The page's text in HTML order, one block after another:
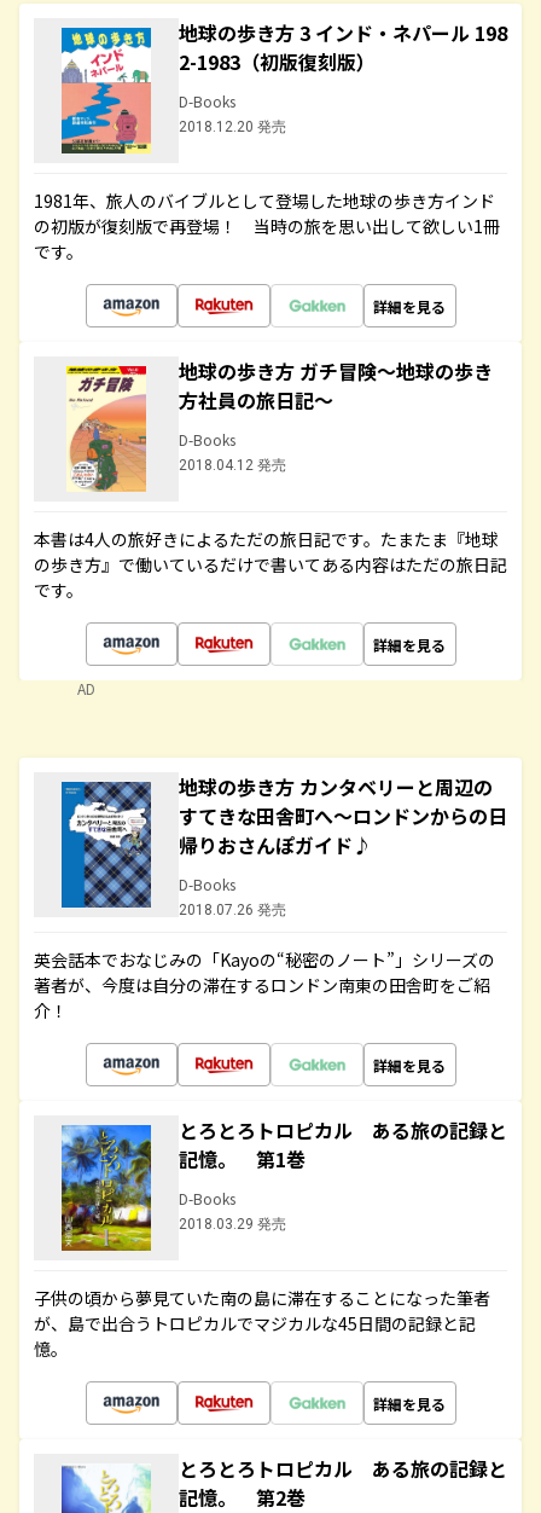
地球の歩き方 3 インド・ネパール 198
2-1983（初版復刻版）
D-Books
2018.12.20 発売
1981年、旅人のバイブルとして登場した地球の歩き方インド
の初版が復刻版で再登場！ 当時の旅を思い出して欲しい1冊
です。
詳細を見る
地球の歩き方 ガチ冒険～地球の歩き
方社員の旅日記～
D-Books
2018.04.12 発売
本書は4人の旅好きによるただの旅日記です。たまたま『地球
の歩き方』で働いているだけで書いてある内容はただの旅日記
です。
詳細を見る
AD
地球の歩き方 カンタベリーと周辺の
すてきな田舎町へ～ロンドンからの日
帰りおさんぽガイド♪
D-Books
2018.07.26 発売
英会話本でおなじみの「Kayoの“秘密のノート”」シリーズの
著者が、今度は自分の滞在するロンドン南東の田舎町をご紹
介！
詳細を見る
とろとろトロピカル ある旅の記録と
記憶。 第1巻
D-Books
2018.03.29 発売
子供の頃から夢見ていた南の島に滞在することになった筆者
が、島で出合うトロピカルでマジカルな45日間の記録と記
憶。
詳細を見る
とろとろトロピカル ある旅の記録と
記憶。 第2巻